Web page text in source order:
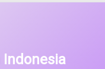
Indonesia